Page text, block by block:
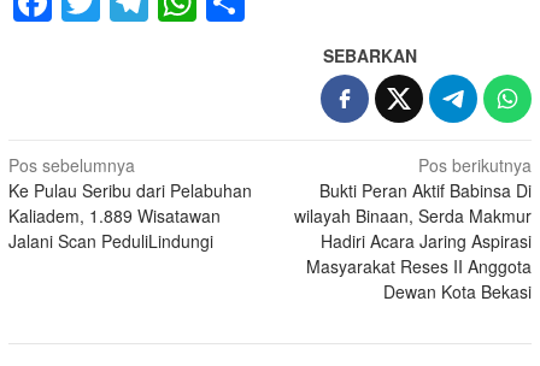
SEBARKAN
Navigasi
pos
Pos sebelumnya
Ke Pulau Seribu dari Pelabuhan
Kaliadem, 1.889 Wisatawan
Jalani Scan PeduliLindungi
Pos berikutnya
Bukti Peran Aktif Babinsa Di
wilayah Binaan, Serda Makmur
Hadiri Acara Jaring Aspirasi
Masyarakat Reses II Anggota
Dewan Kota Bekasi